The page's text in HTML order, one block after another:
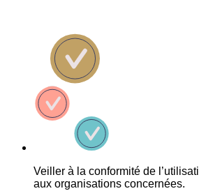
Veiller à la conformité de
aux organisations concernées.